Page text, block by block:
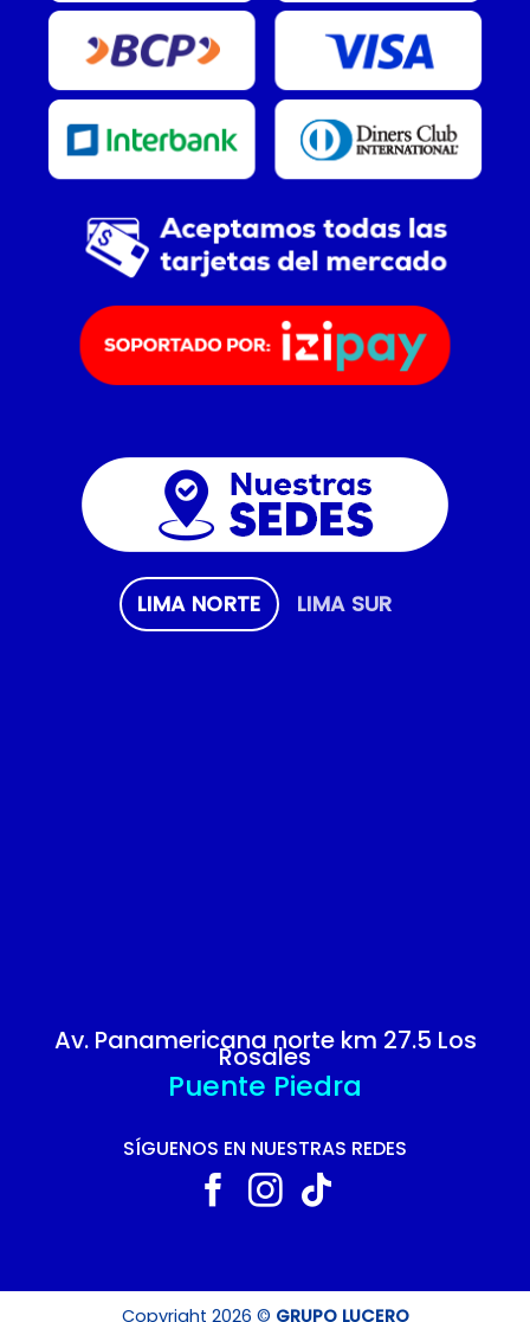
LIMA NORTE LIMA SUR
Av. Panamericana norte km 27.5 Los
Rosales
Puente Piedra
SÍGUENOS EN NUESTRAS REDES
Copyright 2026 © GRUPO LUCERO